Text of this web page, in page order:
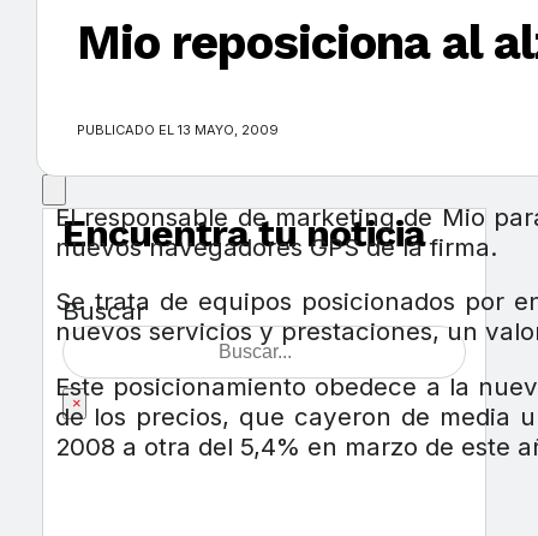
EVENTOS
Encuentra tu noticia
Buscar
×
Mio reposiciona al
PUBLICADO EL 13 MAYO, 2009
El responsable de marketing de Mio
nuevos navegadores GPS de la firma.
Se trata de equipos posicionados por
nuevos servicios y prestaciones, un
Este posicionamiento obedece a la
de los precios, que cayeron de media
2008 a otra del 5,4% en marzo de este